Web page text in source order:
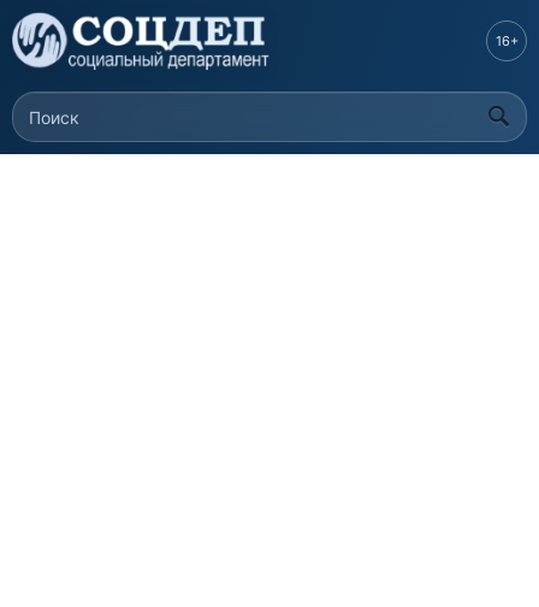
Перейти к
основному
содержанию
Форма поиска
Поиск
16+